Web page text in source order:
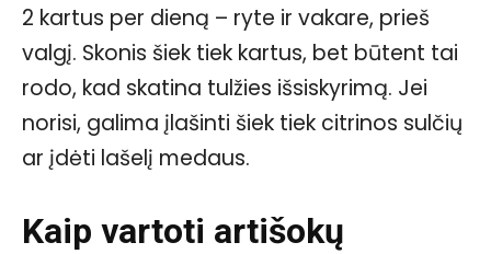
2 kartus per dieną – ryte ir vakare, prieš
valgį. Skonis šiek tiek kartus, bet būtent tai
rodo, kad skatina tulžies išsiskyrimą. Jei
norisi, galima įlašinti šiek tiek citrinos sulčių
ar įdėti lašelį medaus.
Kaip vartoti artišokų